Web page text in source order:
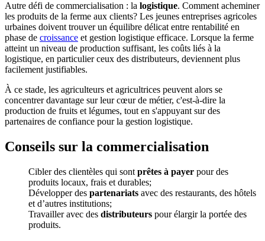
Autre défi de commercialisation : la logistique. Comment acheminer
les produits de la ferme aux clients? Les jeunes entreprises agricoles
urbaines doivent trouver un équilibre délicat entre rentabilité en
phase de croissance et gestion logistique efficace. Lorsque la ferme
atteint un niveau de production suffisant, les coûts liés à la
logistique, en particulier ceux des distributeurs, deviennent plus
facilement justifiables.
À ce stade, les agriculteurs et agricultrices peuvent alors se
concentrer davantage sur leur cœur de métier, c'est-à-dire la
production de fruits et légumes, tout en s'appuyant sur des
partenaires de confiance pour la gestion logistique.
Conseils sur la commercialisation
Cibler des clientèles qui sont prêtes à payer pour des
produits locaux, frais et durables;
Développer des partenariats avec des restaurants, des hôtels
et d’autres institutions;
Travailler avec des distributeurs pour élargir la portée des
produits.